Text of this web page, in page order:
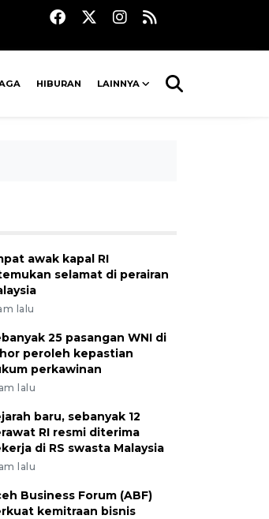
HIBURAN LAINNYA
awak kapal RI
selamat di perairan
lalu
25 pasangan WNI di
peroleh kepastian
perkawinan
lalu
baru, sebanyak 12
RI resmi diterima
di RS swasta Malaysia
lalu
Business Forum (ABF)
kemitraan bisnis